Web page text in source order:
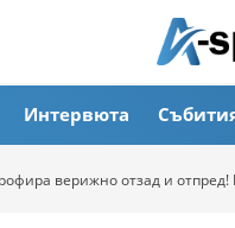
Интервюта
верижно отзад и отпред!